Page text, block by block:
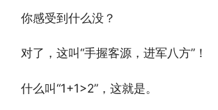
你感受到什么没？
对了，这叫“手握客源，进军八方”！
什么叫“1+1>2”，这就是。